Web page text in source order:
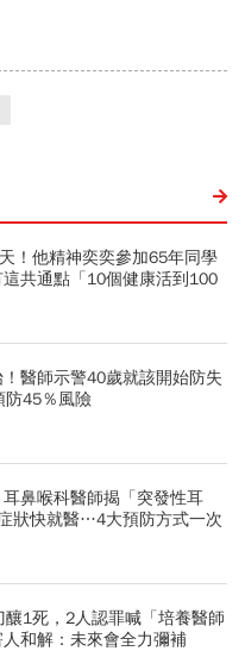
！他精神奕奕參加65年同學
共通點「10個健康活到100
醫師示警40歲就該開始防失
防45％風險
鼻喉科醫師揭「突發性耳
狀快就醫…4大預防方式一次
1死，2人認罪喊「培養醫師
和解：未來會全力彌補